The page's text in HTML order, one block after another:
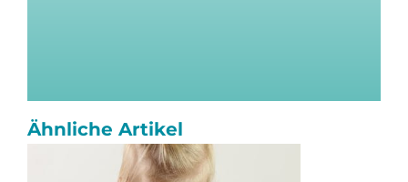
Ähnliche Artikel